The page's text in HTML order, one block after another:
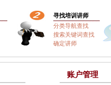
寻找培训讲师
分类导航查找
搜索关键词查找
确定讲师
账户管理